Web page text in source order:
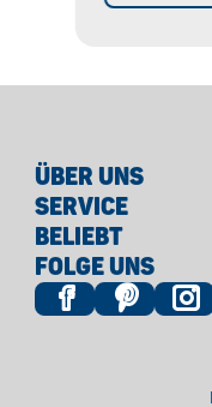
ÜBER UNS
SERVICE
BELIEBT
FOLGE UNS